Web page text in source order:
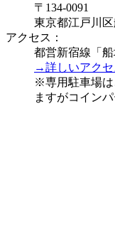
〒134-0091
東京都江戸川
アクセス：
都営新宿線「
→詳しいアクセ
※専用駐車場は
ますがコイン